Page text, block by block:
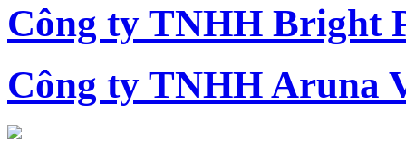
Công ty TNHH Bright
Công ty TNHH Aruna